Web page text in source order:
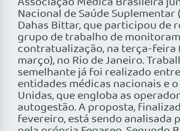
Nacional de Saúde Suplementar
Dahas Bittar, que participou de
grupo de trabalho de
contratualização, na terça-feira
março), no Rio de Janeiro.
semelhante já foi realizado
entidades médicas nacionais e
Unidas, que engloba as
autogestão. A proposta,
fevereiro, está sendo analisada